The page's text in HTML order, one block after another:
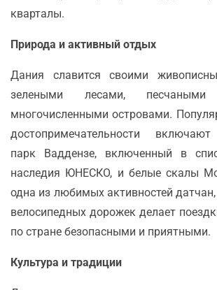
кварталы.
Природа и активный отдых
Дания славится своими
зелеными лесами,
многочисленными островами.
достопримечательности
парк Ваддензе, включенный в
наследия ЮНЕСКО, и белые скалы
одна из любимых активностей датчан,
велосипедных дорожек делает
по стране безопасными и приятными.
Культура и традиции